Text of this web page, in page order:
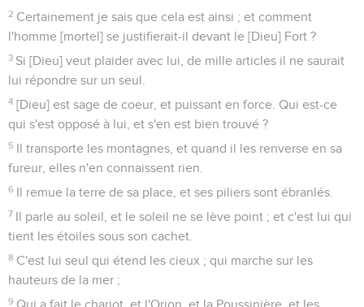
2 Certainement je sais que cela est ainsi ; et comment
l'homme [mortel] se justifierait-il devant le [Dieu] Fort ?
3 Si [Dieu] veut plaider avec lui, de mille articles il ne saurait
lui répondre sur un seul.
4 [Dieu] est sage de coeur, et puissant en force. Qui est-ce
qui s'est opposé à lui, et s'en est bien trouvé ?
5 Il transporte les montagnes, et quand il les renverse en sa
fureur, elles n'en connaissent rien.
6 Il remue la terre de sa place, et ses piliers sont ébranlés.
7 Il parle au soleil, et le soleil ne se lève point ; et c'est lui qui
tient les étoiles sous son cachet.
8 C'est lui seul qui étend les cieux ; qui marche sur les
hauteurs de la mer ;
9 Qui a fait le chariot, et l'Orion, et la Poussinière, et les